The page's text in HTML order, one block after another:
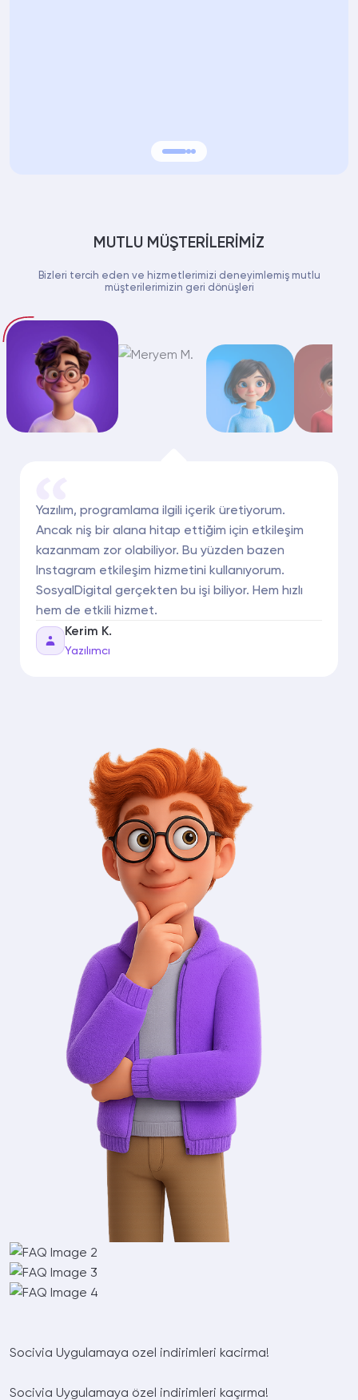
MUTLU MÜŞTERİLERİMİZ
Bizleri tercih eden ve hizmetlerimizi deneyimlemiş mutlu
müşterilerimizin geri dönüşleri
Yazılım, programlama ilgili içerik üretiyorum.
Ancak niş bir alana hitap ettiğim için etkileşim
kazanmam zor olabiliyor. Bu yüzden bazen
Instagram etkileşim hizmetini kullanıyorum.
SosyalDigital gerçekten bu işi biliyor. Hem hızlı
hem de etkili hizmet.
Kerim K.
Yazılımcı
Socivia Uygulamaya ozel indirimleri kacirma!
Socivia Uygulamaya özel indirimleri kaçırma!